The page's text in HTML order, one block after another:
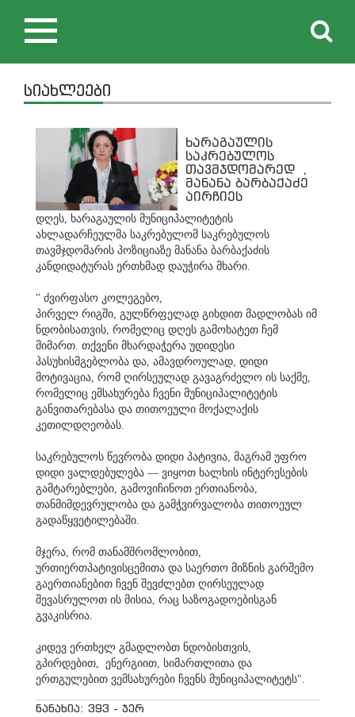
Toggle
navigation
სიახლეები
ხარაგაულის
საკრებულოს
თავმჯდომარედ ,
მანანა ბარბაქაძე
აირჩიეს
დღეს, ხარაგაულის მუნიციპალიტეტის
ახლადარჩეულმა საკრებულომ საკრებულოს
თავმჯდომარის პოზიციაზე მანანა ბარბაქაძის
კანდიდატურას ერთხმად დაუჭირა მხარი.
" ძვირფასო კოლეგებო,
პირველ რიგში, გულწრფელად გიხდით მადლობას იმ
ნდობისათვის, რომელიც დღეს გამოხატეთ ჩემ
მიმართ. თქვენი მხარდაჭერა უდიდესი
პასუხისმგებლობა და, ამავდროულად, დიდი
მოტივაცია, რომ ღირსეულად გავაგრძელო ის საქმე,
რომელიც ემსახურება ჩვენი მუნიციპალიტეტის
განვითარებასა და თითოეული მოქალაქის
კეთილდღეობას.
საკრებულოს წევრობა დიდი პატივია, მაგრამ უფრო
დიდი ვალდებულება — ვიყოთ ხალხის ინტერესების
გამტარებლები, გამოვიჩინოთ ერთიანობა,
თანმიმდევრულობა და გამჭვირვალობა თითოეულ
გადაწყვეტილებაში.
მჯერა, რომ თანამშრომლობით,
ურთიერთპატივისცემითა და საერთო მიზნის გარშემო
გაერთიანებით ჩვენ შევძლებთ ღირსეულად
შევასრულოთ ის მისია, რაც საზოგადოებისგან
გვაკისრია.
კიდევ ერთხელ გმადლობთ ნდობისთვის,
გპირდებით, ენერგიით, სიმართლითა და
ერთგულებით ვემსახურები ჩვენს მუნიციპალიტეტს".
ნანახია: 393 - ჯერ